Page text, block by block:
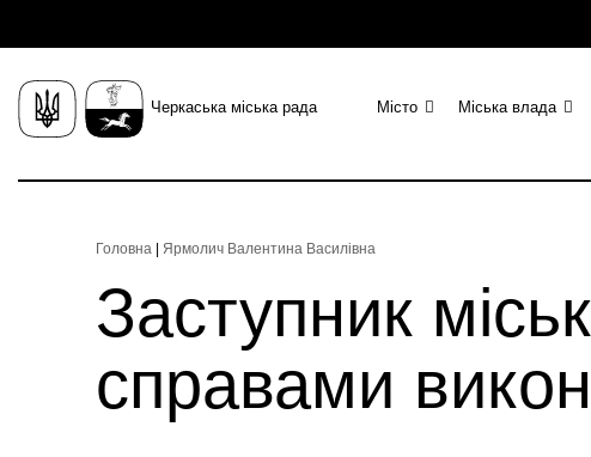
Черкаська міська рада Місто Міська влада
Головна Ярмолич Валентина Василівна
Заступник
справами